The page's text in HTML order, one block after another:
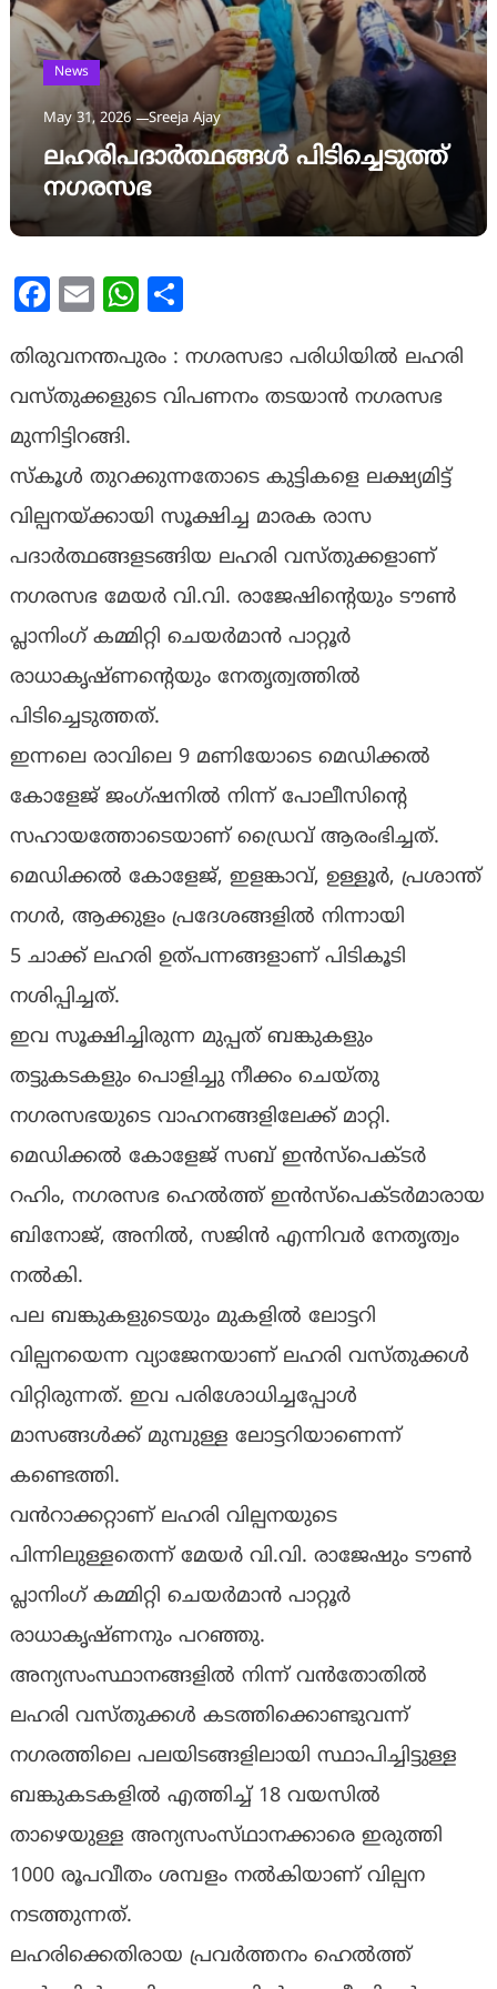
News
May 31, 2026 Sreeja Ajay
ലഹരിപദാർത്ഥങ്ങൾ പിടിച്ചെടുത്ത്
നഗരസഭ
Facebook
Email WhatsApp
തിരുവനന്തപുരം : നഗരസഭാ പരിധിയിൽ ലഹരി
വസ്തുക്കളുടെ വിപണനം തടയാൻ നഗരസഭ
മുന്നിട്ടിറങ്ങി.
സ്‌കൂൾ തുറക്കുന്നതോടെ കുട്ടികളെ ലക്ഷ്യമിട്ട്
വില്പനയ്ക്കായി സൂക്ഷിച്ച മാരക രാസ
പദാർത്ഥങ്ങളടങ്ങിയ ലഹരി വസ്‌തുക്കളാണ്
നഗരസഭ മേയർ വി.വി. രാജേഷിൻ്റെയും ടൗൺ
പ്ലാനിംഗ് കമ്മിറ്റി ചെയർമാൻ പാറ്റൂർ
രാധാകൃഷ്‌ണൻ്റെയും നേതൃത്വത്തിൽ
പിടിച്ചെടുത്തത്.
ഇന്നലെ രാവിലെ 9 മണിയോടെ മെഡിക്കൽ
കോളേജ് ജംഗ്ഷനിൽ നിന്ന് പോലീസിൻ്റെ
സഹായത്തോടെയാണ് ഡ്രൈവ് ആരംഭിച്ചത്.
മെഡിക്കൽ കോളേജ്, ഇളങ്കാവ്, ഉള്ളൂർ, പ്രശാന്ത്
നഗർ, ആക്കുളം പ്രദേശങ്ങളിൽ നിന്നായി
5 ചാക്ക് ലഹരി ഉത്പന്നങ്ങളാണ് പിടികൂടി
നശിപ്പിച്ചത്.
ഇവ സൂക്ഷിച്ചിരുന്ന മുപ്പത് ബങ്കുകളും
തട്ടുകടകളും പൊളിച്ചു നീക്കം ചെയ്തു
നഗരസഭയുടെ വാഹനങ്ങളിലേക്ക് മാറ്റി.
മെഡിക്കൽ കോളേജ് സബ് ഇൻസ്പെക്ടർ
റഹിം, നഗരസഭ ഹെൽത്ത് ഇൻസ്പെക്ടർമാരായ
ബിനോജ്, അനിൽ, സജിൻ എന്നിവർ നേതൃത്വം
നൽകി.
പല ബങ്കുകളുടെയും മുകളിൽ ലോട്ടറി
വില്പനയെന്ന വ്യാജേനയാണ് ലഹരി വസ്‌തുക്കൾ
വിറ്റിരുന്നത്. ഇവ പരിശോധിച്ചപ്പോൾ
മാസങ്ങൾക്ക് മുമ്പുള്ള ലോട്ടറിയാണെന്ന്
കണ്ടെത്തി.
വൻറാക്കറ്റാണ് ലഹരി വില്പനയുടെ
പിന്നിലുള്ളതെന്ന് മേയർ വി.വി. രാജേഷും ടൗൺ
പ്ലാനിംഗ് കമ്മിറ്റി ചെയർമാൻ പാറ്റൂർ
രാധാകൃഷ്‌ണനും പറഞ്ഞു.
അന്യസംസ്ഥാനങ്ങളിൽ നിന്ന് വൻതോതിൽ
ലഹരി വസ്‌തുക്കൾ കടത്തിക്കൊണ്ടുവന്ന്
നഗരത്തിലെ പലയിടങ്ങളിലായി സ്ഥാപിച്ചിട്ടുള്ള
ബങ്കുകടകളിൽ എത്തിച്ച് 18 വയസിൽ
താഴെയുള്ള അന്യസംസ്‌ഥാനക്കാരെ ഇരുത്തി
1000 രൂപവീതം ശമ്പളം നൽകിയാണ് വില്പന
നടത്തുന്നത്.
ലഹരിക്കെതിരായ പ്രവർത്തനം ഹെൽത്ത്